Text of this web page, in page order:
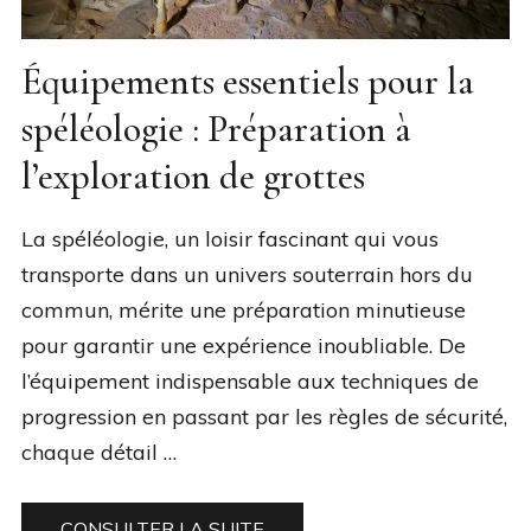
Équipements essentiels pour la
spéléologie : Préparation à
l’exploration de grottes
La spéléologie, un loisir fascinant qui vous
transporte dans un univers souterrain hors du
commun, mérite une préparation minutieuse
pour garantir une expérience inoubliable. De
l’équipement indispensable aux techniques de
progression en passant par les règles de sécurité,
chaque détail …